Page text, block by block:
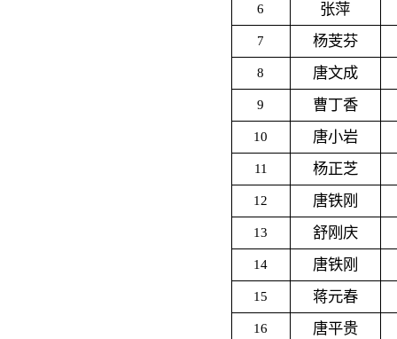
6 张萍
7 杨芰芬
8 唐文成
9 曹丁香
10 唐小岩
11 杨正芝
12 唐铁刚
13 舒刚庆
14 唐铁刚
15 蒋元春
16 唐平贵